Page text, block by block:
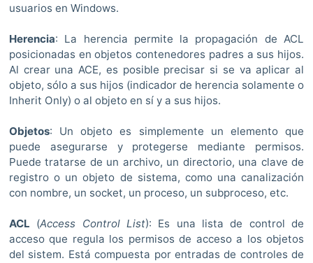
usuarios en Windows.
Herencia: La herencia permite la propagación de ACL
posicionadas en objetos contenedores padres a sus hijos.
Al crear una ACE, es posible precisar si se va aplicar al
objeto, sólo a sus hijos (indicador de herencia solamente o
Inherit Only) o al objeto en sí y a sus hijos.
Objetos: Un objeto es simplemente un elemento que
puede asegurarse y protegerse mediante permisos.
Puede tratarse de un archivo, un directorio, una clave de
registro o un objeto de sistema, como una canalización
con nombre, un socket, un proceso, un subproceso, etc.
ACL (Access Control List): Es una lista de control de
acceso que regula los permisos de acceso a los objetos
del sistem. Está compuesta por entradas de controles de